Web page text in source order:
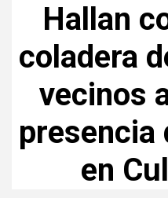
Hallan
coladera
vecinos
presencia
en